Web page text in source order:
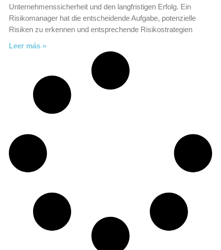
Unternehmenssicherheit und den langfristigen Erfolg. Ein
Risikomanager hat die entscheidende Aufgabe, potenzielle
Risiken zu erkennen und entsprechende Risikostrategien
Leer más »